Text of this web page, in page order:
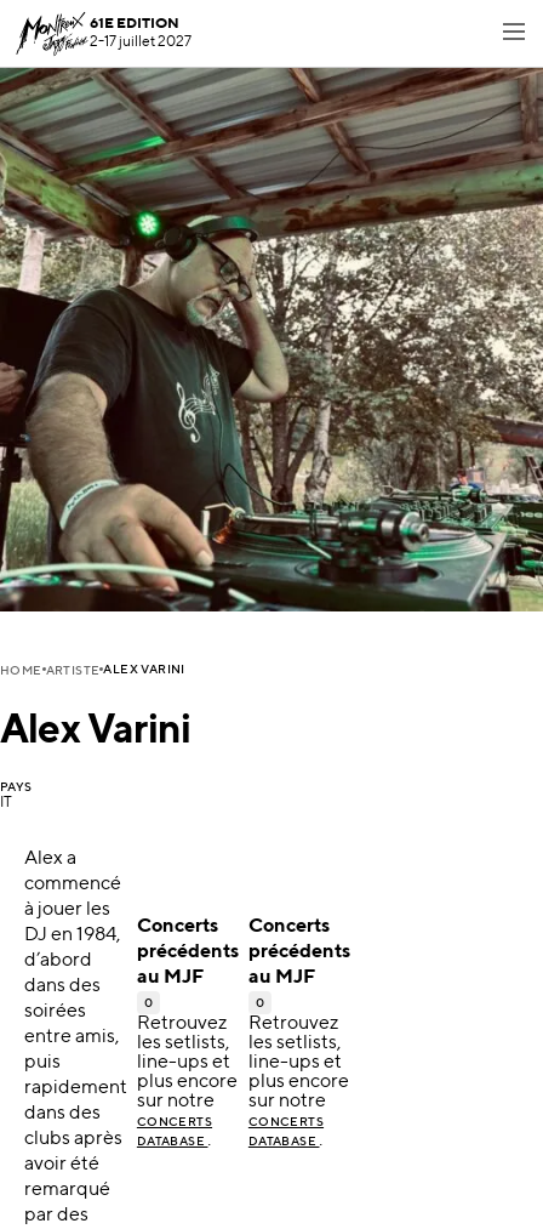
61E EDITION
2-17 juillet 2027
HOME ARTISTE ALEX VARINI
Alex Varini
PAYS
Alex a
commencé
à jouer les
DJ en 1984,
d’abord
dans des
soirées
entre amis,
puis
rapidement
dans des
clubs après
avoir été
remarqué
par des
Concerts
précédents
au MJF
0
Retrouvez
les setlists,
line-ups et
plus encore
sur notre
CONCERTS
DATABASE .
Concerts
précédents
au MJF
0
Retrouvez
les setlists,
line-ups et
plus encore
sur notre
CONCERTS
DATABASE .